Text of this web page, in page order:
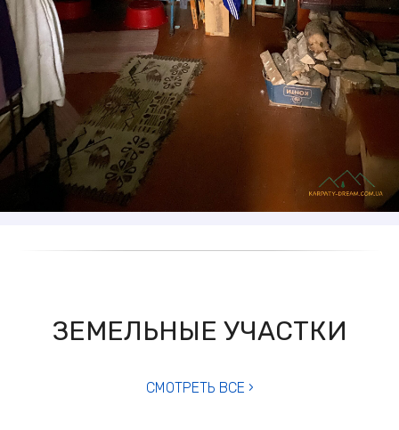
ЗЕМЕЛЬНЫЕ УЧАСТКИ
СМОТРЕТЬ ВСЕ ›